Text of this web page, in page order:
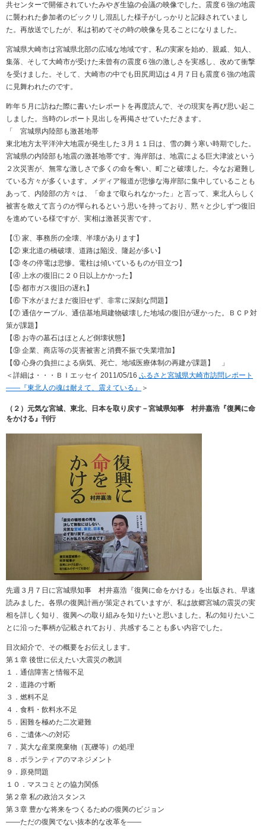
共センターで開催されていたみやぎ生協の会議の映像でした。震度６強の地震
に襲われた参加者のビックリし混乱した様子がしっかりと記録されていまし
た。再放送でしたが、私は初めてその時の映像を見ることになりました。
宮城県大崎市は宮城県北部の広域な地域です。私の実家を始め、親戚、知人、
集落、そして大崎市が受けた未曾有の震度６強の激しさを実感し、改めて衝撃
を受けました。そして、大崎市の中でも田尻周辺は４月７日も震度６強の地震
に見舞われたのです。
昨年５月に訪ねた際に書いたレポートを再度読んで、その現実を再び思い起こ
しました。当時のレポート見出しを再掲させていただきます。
「 宮城県内陸部も激甚地帯
東北地方太平洋沖大地震が発生した３月１１日は、雪の舞う寒い時期でした。
宮城県の内陸部も地震の激甚地帯です。海岸部は、地震による巨大津波という
２次災害が、無常な激しさで多くの命を奪い、町ごと破壊した。今なお避難し
ている方々が多くいます。メディア報道が悲惨な海岸部に集中していることも
あって、内陸部の方々は、「命まで取られなかった」と言って、東北人らしく
被害を敢えて言うのが憚られるという思いを持っており、黙々と少しずつ復旧
を進めている様ですが、実相は激甚災害です。
【① 家、事務所の全壊、半壊があります】
【② 東北道の橋破壊、道路は陥没、隆起が多い】
【③ 冬の停電は悲惨。電柱は傾いているものが目立つ】
【④ 上水の復旧に２０日以上かかった】
【⑤ 都市ガス復旧の遅れ】
【⑥ 下水がまだまだ復旧せず、非常に深刻な問題】
【⑦ 通信ケーブル、通信基地局建物破壊した地域の復旧が遅かった。ＢＣＰ対
策が課題】
【⑧ お寺の墓石はほとんど倒壊状態】
【⑨ 企業、商店等の災害被害と消費不振で失業増加】
【⑩ 心身の負担による病気、死亡。地域医療体制の再建が課題】 」
＜詳細は・・・ＢＩエッセイ 2011/05/16 ふるさと宮城県大崎市訪問レポート
――『東北人の魂は耐えて、震えている』
＞
（２）元気な宮城、東北、日本を取り戻す－宮城県知事 村井嘉浩『復興に命
をかける』刊行
先週３月７日に宮城県知事 村井嘉浩『復興に命をかける』を出版され、早速
読みました。各県の復興計画が策定されていますが、私は故郷宮城の震災の実
相を詳しく知り、復興への取り組みを知りたいと思いました。私の知りたいこ
とに沿った事柄が記載されており、共感することも多い内容でした。
目次紹介で、その概要をお伝えします。
第１章 後世に伝えたい大震災の教訓
１．通信障害と情報不足
２．道路の寸断
３．燃料不足
４．食料・飲料水不足
５．困難を極めた二次避難
６．ご遺体への対応
７．莫大な産業廃棄物（瓦礫等）の処理
８．ボランティアのマネジメント
９．原発問題
１０．マスコミとの協力関係
第２章 私の政治スタンス
第３章 豊かな将来をつくるための復興のビジョン
――ただの復興でない抜本的な改革を――